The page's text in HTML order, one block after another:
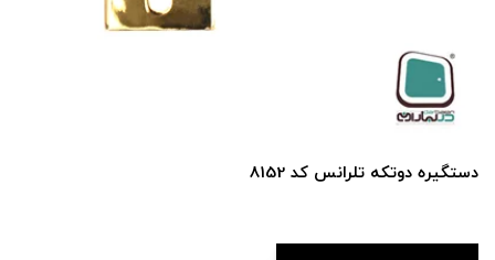
دستگيره دوتكه تلرانس كد 8152